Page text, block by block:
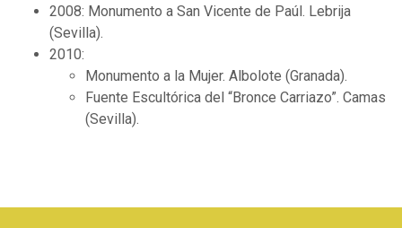
2008: Monumento a San Vicente de Paúl. Lebrija
(Sevilla).
2010:
Monumento a la Mujer. Albolote (Granada).
Fuente Escultórica del “Bronce Carriazo”. Camas
(Sevilla).